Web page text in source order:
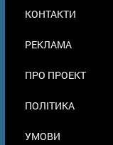
В
КОНТАКТИ
РЕКЛАМА
ПРО ПРОЕКТ
ПОЛІТИКА
УМОВИ